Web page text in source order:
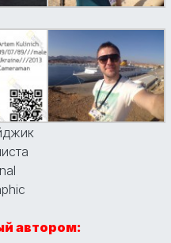
автором: